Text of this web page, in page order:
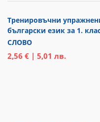
Тренировъчни
български език за 1.
СЛОВО
2,56 € | 5,01 лв.